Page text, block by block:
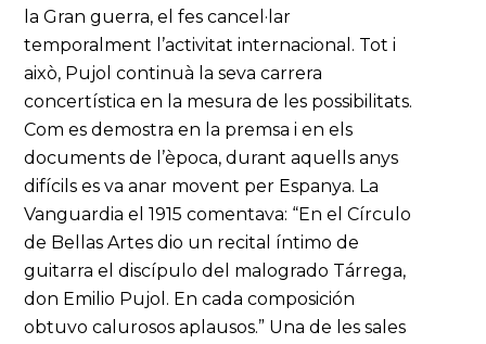
la Gran guerra, el fes cancel·lar
temporalment l’activitat internacional. Tot i
això, Pujol continuà la seva carrera
concertística en la mesura de les possibilitats.
Com es demostra en la premsa i en els
documents de l’època, durant aquells anys
difícils es va anar movent per Espanya. La
Vanguardia el 1915 comentava: “En el Círculo
de Bellas Artes dio un recital íntimo de
guitarra el discípulo del malogrado Tárrega,
don Emilio Pujol. En cada composición
obtuvo calurosos aplausos.” Una de les sales